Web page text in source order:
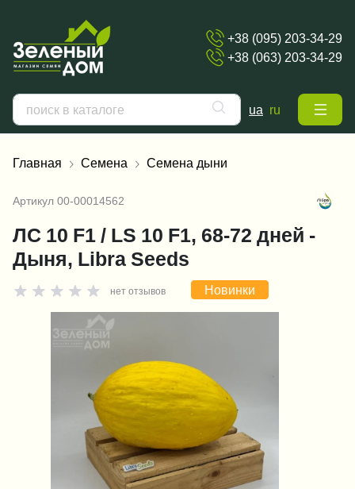
+38 (095) 203-34-29
+38 (063) 203-34-29
ua ru
Главная Семена Семена дыни
Артикул 00-00014562
ЛС 10 F1 / LS 10 F1, 68-72 дней -
Дыня, Libra Seeds
нет отзывов Новинки